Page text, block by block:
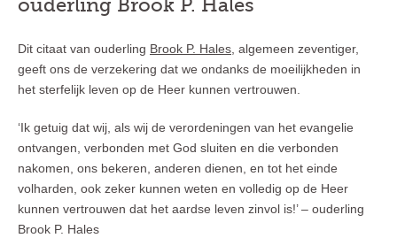
ouderling Brook P. Hales
Dit citaat van ouderling Brook P. Hales , algemeen zeventiger,
geeft ons de verzekering dat we ondanks de moeilijkheden in
het sterfelijk leven op de Heer kunnen vertrouwen.
‘Ik getuig dat wij, als wij de verordeningen van het evangelie
ontvangen, verbonden met God sluiten en die verbonden
nakomen, ons bekeren, anderen dienen, en tot het einde
volharden, ook zeker kunnen weten en volledig op de Heer
kunnen vertrouwen dat het aardse leven zinvol is!’ – ouderling
Brook P. Hales